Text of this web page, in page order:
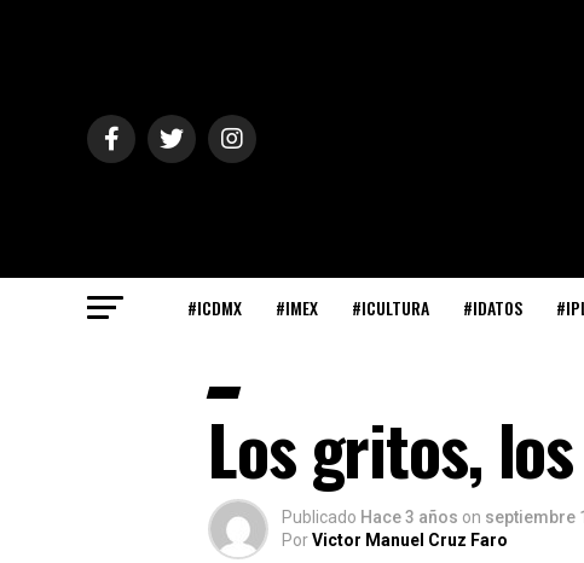
#ICDMX #IMEX #ICULTURA #IDATOS
Los gritos, los
Publicado Hace 3 años on septiembre
PorVictor Manuel Cruz Faro